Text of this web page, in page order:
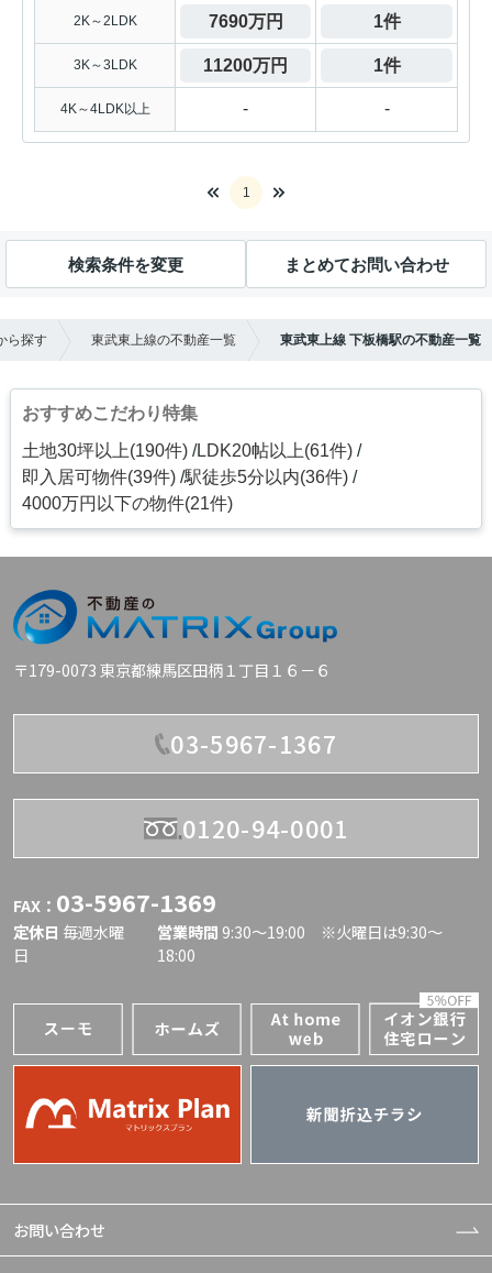
2K～2LDK 7690万円 1件
3K～3LDK 11200万円 1件
4K～4LDK以上 - -
1
検索条件を変更 まとめてお問い合わせ
ら探す 東武東上線の不動産一覧 東武東上線 下板橋駅の不動産一覧
おすすめこだわり特集
土地30坪以上(190件) LDK20帖以上(61件)
即入居可物件(39件) 駅徒歩5分以内(36件)
4000万円以下の物件(21件)
〒179-0073 東京都練馬区田柄１丁目１６－６
03-5967-1367
0120-94-0001
FAX： 03-5967-1369
定休日 毎週水曜
日
営業時間 9:30〜19:00 ※火曜日は9:30～
18:00
お問い合わせ